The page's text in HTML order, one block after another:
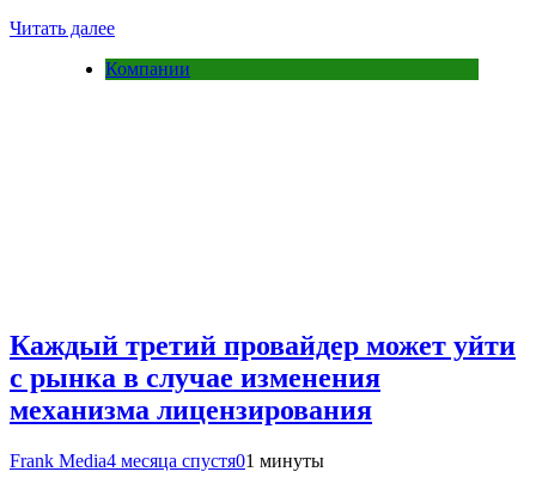
Читать далее
Компании
Каждый третий провайдер может уйти
с рынка в случае изменения
механизма лицензирования
Frank Media4 месяца спустя01 минуты